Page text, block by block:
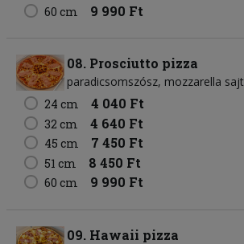
60 cm 9 990 Ft
08. Prosciutto pizza
paradicsomszósz mozzarella sajt
24 cm
4 040 Ft
32 cm 4 640 Ft
45 cm 7 450 Ft
51 cm 8 450 Ft
60 cm 9 990 Ft
09. Hawaii pizza